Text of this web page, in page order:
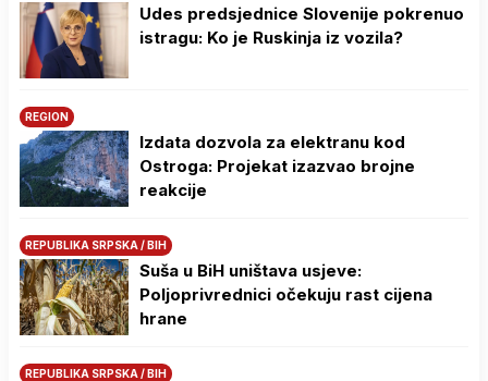
Udes predsjednice Slovenije pokrenuo
istragu: Ko je Ruskinja iz vozila?
REGION
Izdata dozvola za elektranu kod
Ostroga: Projekat izazvao brojne
reakcije
REPUBLIKA SRPSKA / BIH
Suša u BiH uništava usjeve:
Poljoprivrednici očekuju rast cijena
hrane
REPUBLIKA SRPSKA / BIH